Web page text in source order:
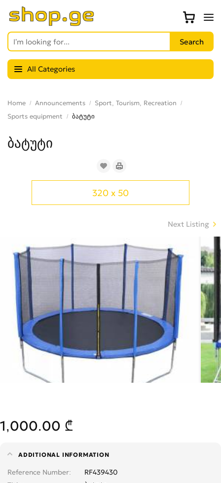
All Categories
Home Announcements
Sport, Tourism, Recreation
Sports equipment
ბატუტი
ბატუტი
320 x 50
Next Listing
1,000.00 ₾
ADDITIONAL INFORMATION
Reference Number
RF439430